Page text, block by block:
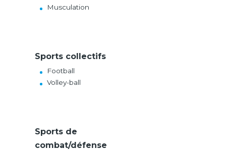
Musculation
Sports collectifs
Football
Volley-ball
Sports de
combat/défense